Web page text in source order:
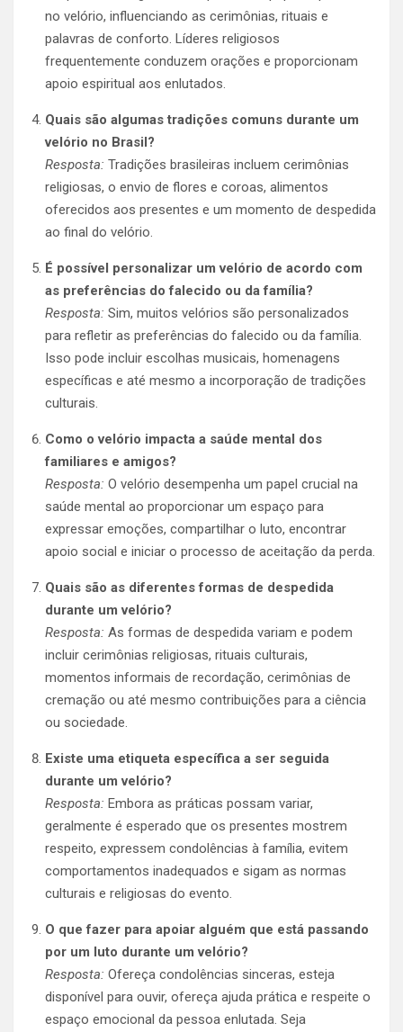
no velório, influenciando as cerimônias, rituais e
palavras de conforto. Líderes religiosos
frequentemente conduzem orações e proporcionam
apoio espiritual aos enlutados.
Quais são algumas tradições comuns durante um
velório no Brasil?
Resposta: Tradições brasileiras incluem cerimônias
religiosas, o envio de flores e coroas, alimentos
oferecidos aos presentes e um momento de despedida
ao final do velório.
É possível personalizar um velório de acordo com
as preferências do falecido ou da família?
Resposta: Sim, muitos velórios são personalizados
para refletir as preferências do falecido ou da família.
Isso pode incluir escolhas musicais, homenagens
específicas e até mesmo a incorporação de tradições
culturais.
Como o velório impacta a saúde mental dos
familiares e amigos?
Resposta: O velório desempenha um papel crucial na
saúde mental ao proporcionar um espaço para
expressar emoções, compartilhar o luto, encontrar
apoio social e iniciar o processo de aceitação da perda.
Quais são as diferentes formas de despedida
durante um velório?
Resposta: As formas de despedida variam e podem
incluir cerimônias religiosas, rituais culturais,
momentos informais de recordação, cerimônias de
cremação ou até mesmo contribuições para a ciência
ou sociedade.
Existe uma etiqueta específica a ser seguida
durante um velório?
Resposta: Embora as práticas possam variar,
geralmente é esperado que os presentes mostrem
respeito, expressem condolências à família, evitem
comportamentos inadequados e sigam as normas
culturais e religiosas do evento.
O que fazer para apoiar alguém que está passando
por um luto durante um velório?
Resposta: Ofereça condolências sinceras, esteja
disponível para ouvir, ofereça ajuda prática e respeite o
espaço emocional da pessoa enlutada. Seja